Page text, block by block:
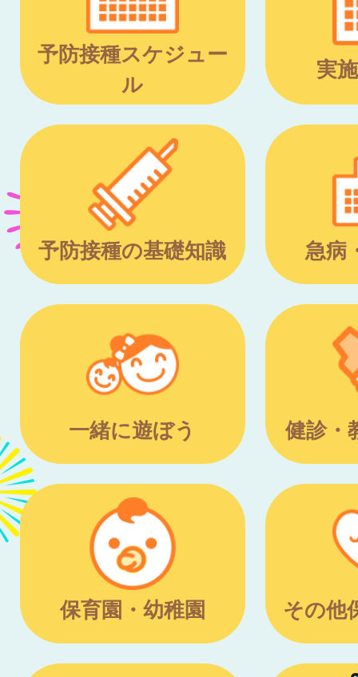
予防接種スケジュー
ル
実
予防接種の基礎知識 急病
一緒に遊ぼう 健診・
保育園・幼稚園 その他